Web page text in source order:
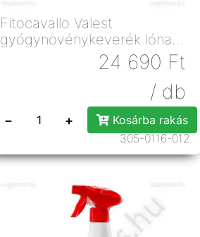
Fitocavallo Valest
gyógynövénykeverék lónak
24 690 Ft
/ db
− +
Kosárba rakás
305-0116-012